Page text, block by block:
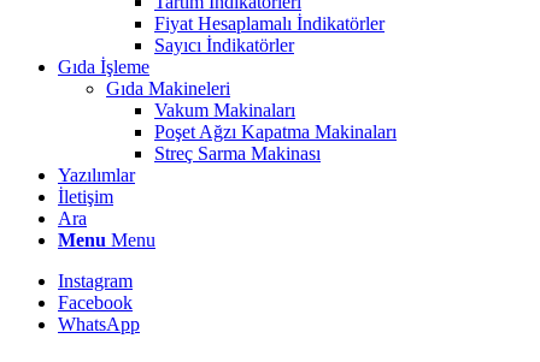
Fiyat Hesaplamalı İndikatörler
Sayıcı İndikatörler
Gıda İşleme
Gıda Makineleri
Vakum Makinaları
Poşet Ağzı Kapatma Makinaları
Streç Sarma Makinası
Yazılımlar
İletişim
Ara
Menu Menu
Instagram
Facebook
WhatsApp